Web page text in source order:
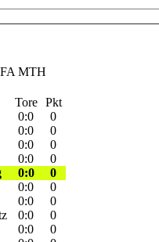
MTH
Tore
Pkt
0:0
0
0:0
0
0:0
0
0:0
0
0:0
0
0:0
0
0:0
0
0:0
0
0:0
0